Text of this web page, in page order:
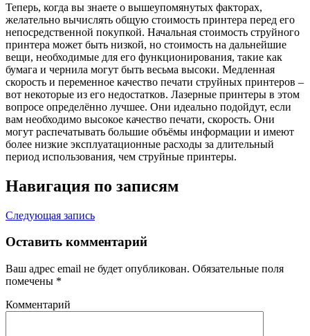
Теперь, когда вы знаете о вышеупомянутых факторах,
желательно вычислять общую стоимость принтера перед его
непосредственной покупкой. Начальная стоимость струйного
принтера может быть низкой, но стоимость на дальнейшие
вещи, необходимые для его функционирования, такие как
бумага и чернила могут быть весьма высоки. Медленная
скорость и переменное качество печати струйных принтеров –
вот некоторые из его недостатков. Лазерные принтеры в этом
вопросе определённо лучшее. Они идеально подойдут, если
вам необходимо высокое качество печати, скорость. Они
могут распечатывать большие объёмы информации и имеют
более низкие эксплуатационные расходы за длительный
период использования, чем струйные принтеры.
Навигация по записям
Следующая запись
Оставить комментарий
Ваш адрес email не будет опубликован. Обязательные поля
помечены *
Комментарий